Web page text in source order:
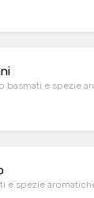
basmati e spezie
e spezie